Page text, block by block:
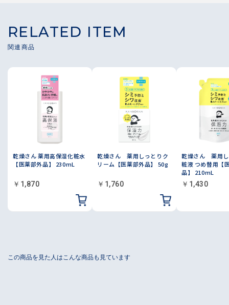
RELATED ITEM
乾燥さん 薬用高保湿化粧水
【医薬部外品】 230mL
￥1,870
乾燥さん 薬用しっとりク
リーム【医薬部外品】 50g
￥1,760
乾燥さん 薬用
粧液 つめ替用【
品】 210mL
￥1,430